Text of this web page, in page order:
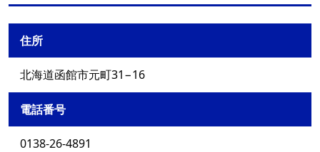
住所
北海道函館市元町31−16
電話番号
0138-26-4891